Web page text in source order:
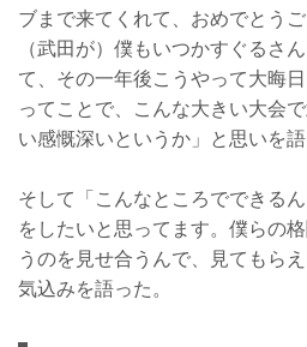
ブまで来てくれて、おめでとう
（武田が）僕もいつかすぐるさ
て、その一年後こうやって大晦
ってことで、こんな大きい大会
い感慨深いというか」と思いを語
そして「こんなところでできる
をしたいと思ってます。僕らの
うのを見せ合うんで、見てもら
気込みを語った。